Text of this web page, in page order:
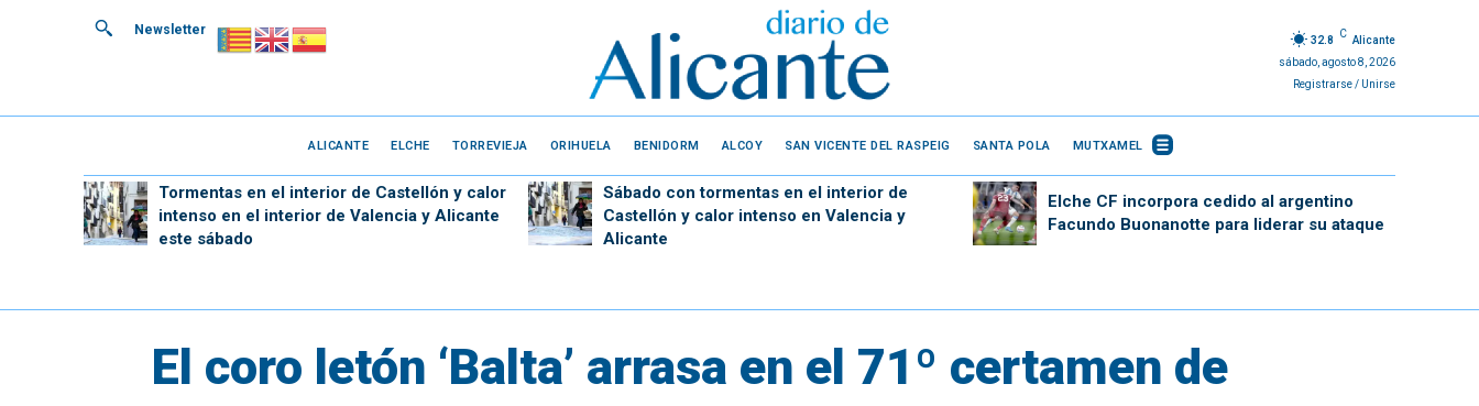
Newsletter
32.8
C
Alicante
sábado, agosto 8, 2026
Registrarse / Unirse
ALICANTE ELCHE TORREVIEJA ORIHUELA BENIDORM ALCOY SAN VICENTE DEL RASPEIG SANTA POLA MUTXAMEL
Tormentas en el interior de Castellón y calor
intenso en el interior de Valencia y Alicante
este sábado
Sábado con tormentas en el interior de
Castellón y calor intenso en Valencia y
Alicante
Elche CF incorpora cedido al argentino
Facundo Buonanotte para liderar su ataque
El coro letón ‘Balta’ arrasa en el 71º certamen de